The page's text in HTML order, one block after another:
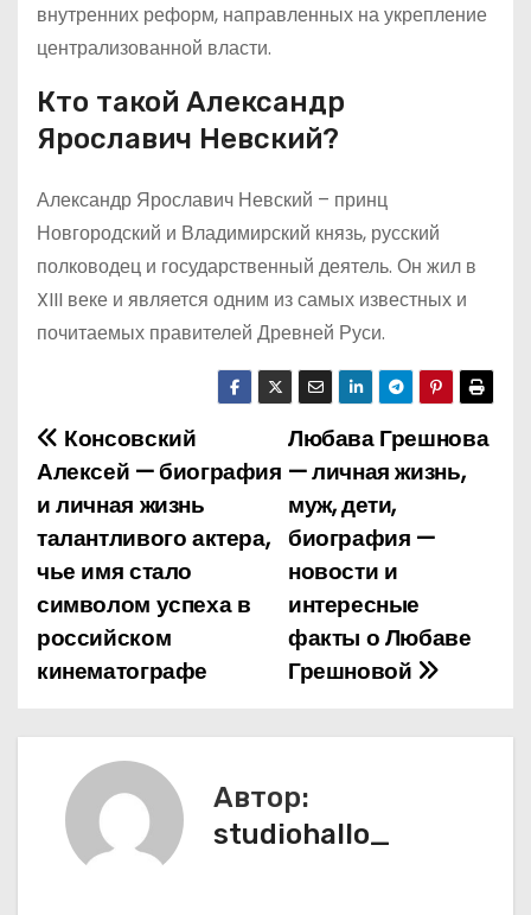
внутренних реформ, направленных на укрепление
централизованной власти.
Кто такой Александр
Ярославич Невский?
Александр Ярославич Невский – принц
Новгородский и Владимирский князь, русский
полководец и государственный деятель. Он жил в
XIII веке и является одним из самых известных и
почитаемых правителей Древней Руси.
Н
а
в
и
г
ц
Любава Грешнова
— личная жизнь,
муж, дети,
биография —
новости и
интересные
факты о Любаве
Грешновой
Консовский
Алексей — биография
и личная жизнь
талантливого актера,
чье имя стало
символом успеха в
российском
кинематографе
Автор:
studiohallo_